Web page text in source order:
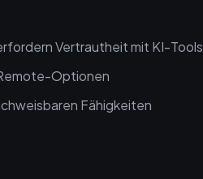
Vertrautheit mit KI-Tools
Optionen
Fähigkeiten